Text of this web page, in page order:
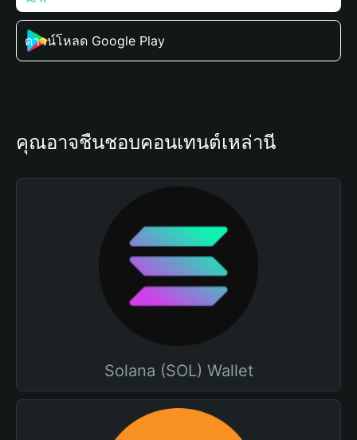
ดาวน์โหลด Google Play
คุณอาจชื่นชอบคอนเทนต์เหล่านี้
Solana (SOL) Wallet